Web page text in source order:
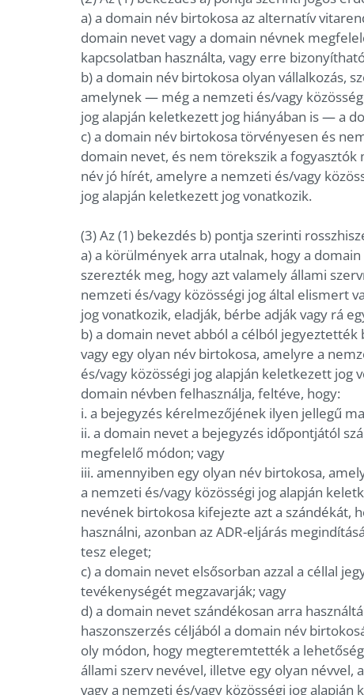
a) a domain név birtokosa az alternatív
domain nevet vagy a domain névnek
kapcsolatban használta, vagy erre
b) a domain név birtokosa olyan vállalkozás,
amelynek — még a nemzeti és/vagy
jog alapján keletkezett jog hiányában is — a
c) a domain név birtokosa törvényesen és
domain nevet, és nem törekszik a
név jó hírét, amelyre a nemzeti és/vagy
jog alapján keletkezett jog vonatkozik.
(3) Az (1) bekezdés b) pontja szerinti
a) a körülmények arra utalnak, hogy a
szerezték meg, hogy azt valamely állami
nemzeti és/vagy közösségi jog által elismert
jog vonatkozik, eladják, bérbe adják vagy rá
b) a domain nevet abból a célból
vagy egy olyan név birtokosa, amelyre a
és/vagy közösségi jog alapján keletkezett
domain névben felhasználja, feltéve, hogy:
i. a bejegyzés kérelmezőjének ilyen jellegű
ii. a domain nevet a bejegyzés időpontjától
megfelelő módon; vagy
iii. amennyiben egy olyan név birtokosa,
a nemzeti és/vagy közösségi jog alapján
nevének birtokosa kifejezte azt a szándékát,
használni, azonban az ADR-eljárás
tesz eleget;
c) a domain nevet elsősorban azzal a céllal
tevékenységét megzavarják; vagy
d) a domain nevet szándékosan arra
haszonszerzés céljából a domain név
oly módon, hogy megteremtették a
állami szerv nevével, illetve egy olyan
vagy a nemzeti és/vagy közösségi jog